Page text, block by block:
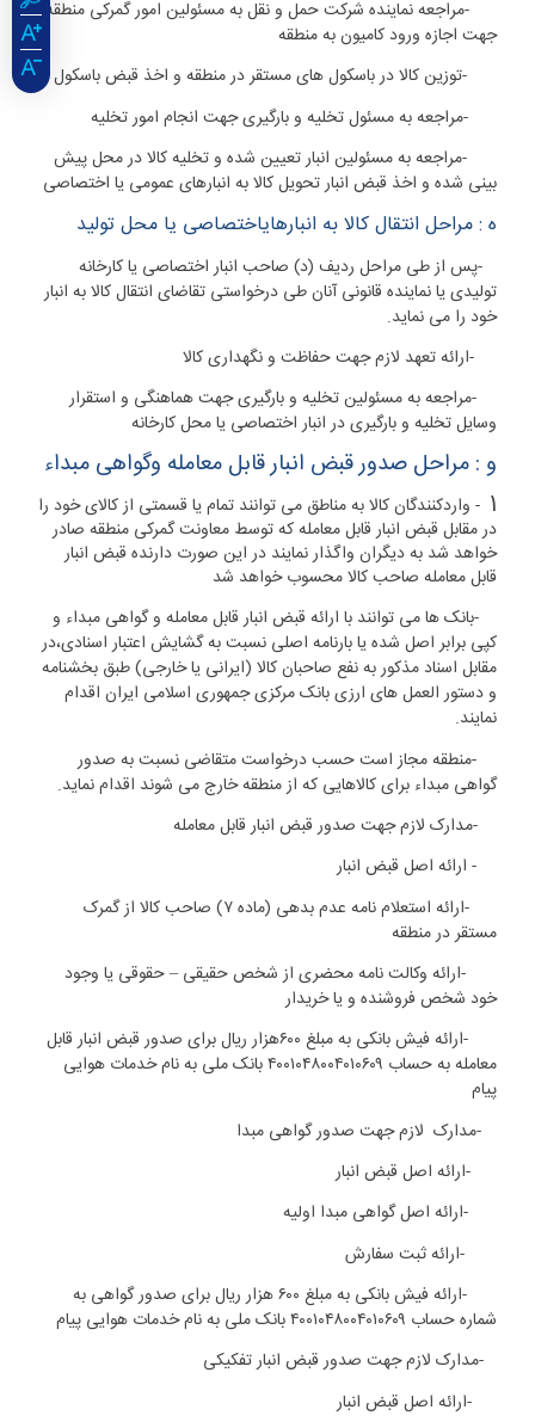
-مراجعه نماینده شرکت حمل و نقل به مسئولین امور گمرکی منطقه
جهت اجازه ورود کامیون به منطقه
-توزین کالا در باسکول های مستقر در منطقه و اخذ قبض باسکول
-مراجعه به مسئول تخلیه و بارگیری جهت انجام امور تخلیه
-مراجعه به مسئولین انبار تعیین شده و تخلیه کالا در محل پیش
بینی شده و اخذ قبض انبار تحویل کالا به انبارهای عمومی یا اختصاصی
ه : مراحل انتقال کالا به انبارهایاختصاصی یا محل تولید
-پس از طی مراحل ردیف (د) صاحب انبار اختصاصی یا کارخانه
تولیدی یا نماینده قانونی آنان طی درخواستی تقاضای انتقال کالا به انبار
خود را می نماید.
-ارائه تعهد لازم جهت حفاظت و نگهداری کالا
-مراجعه به مسئولین تخلیه و بارگیری جهت هماهنگی و استقرار
وسایل تخلیه و بارگیری در انبار اختصاصی یا محل کارخانه
و : مراحل صدور قبض انبار قابل معامله وگواهی مبداء
1
- واردکنندگان کالا به مناطق می توانند تمام یا قسمتی از کالای خود را
در مقابل قبض انبار قابل معامله که توسط معاونت گمرکی منطقه صادر
خواهد شد به دیگران واگذار نمایند در این صورت دارنده قبض انبار
قابل معامله صاحب کالا محسوب خواهد شد
-بانک ها می توانند با ارائه قبض انبار قابل معامله و گواهی مبداء و
کپی برابر اصل شده یا بارنامه اصلی نسبت به گشایش اعتبار اسنادی،در
مقابل اسناد مذکور به نفع صاحبان کالا (ایرانی یا خارجی) طبق بخشنامه
و دستور العمل های ارزی بانک مرکزی جمهوری اسلامی ایران اقدام
نمایند.
-منطقه مجاز است حسب درخواست متقاضی نسبت به صدور
گواهی مبداء برای کالاهایی که از منطقه خارج می شوند اقدام نماید.
-مدارک لازم جهت صدور قبض انبار قابل معامله
-ارائه استعلام نامه عدم بدهی (ماده۷) صاحب کالا از گمرک
مستقر در منطقه
-ارائه وکالت نامه محضری از شخص حقیقی – حقوقی یا وجود
خود شخص فروشنده و یا خریدار
-ارائه فیش بانکی به مبلغ
۶۰۰هزار ریال برای صدور قبض انبار قابل
معامله به حساب ۴۰۰۱۰۴۸۰۰۴۰۱۰۶۰۹بانک ملی به نام خدمات هوایی
پیام
-مدارک لازم جهت صدور گواهی مبدا
-ارائه اصل قبض انبار
-ارائه اصل گواهی مبدا اولیه
-ارائه ثبت سفارش
-ارائه فیش بانکی به مبلغ
۶۰۰ هزار ریال برای صدور گواهی به
شماره حساب ۴۰۰۱۰۴۸۰۰۴۰۱۰۶۰۹بانک ملی به نام خدمات هوایی پیام
-مدارک لازم جهت صدور قبض انبار تفکیکی
-ارائه اصل قبض انبار